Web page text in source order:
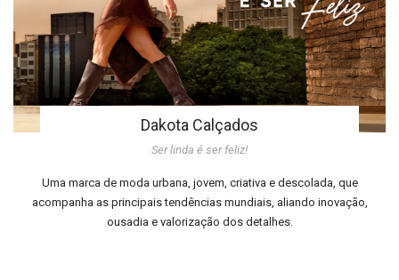
Dakota Calçados
Ser linda é ser feliz!
Uma marca de moda urbana, jovem, criativa e descolada, que
acompanha as principais tendências mundiais, aliando inovação,
ousadia e valorização dos detalhes.